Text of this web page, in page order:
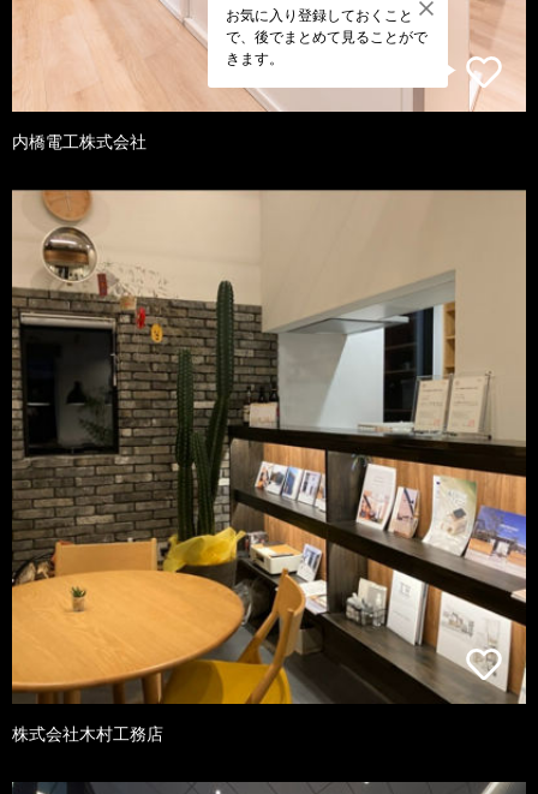
お気に入り登録しておくこと
で、後でまとめて見ることがで
きます。
内橋電工株式会社
株式会社木村工務店